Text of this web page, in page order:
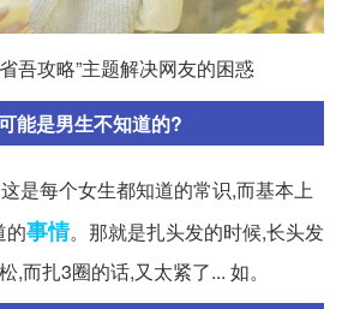
吾攻略”主题解决网友的困惑
能是男生不知道的?
是每个女生都知道的常识,而基本上
的事情。那就是扎头发的时候,长头发
,而扎3圈的话,又太紧了... 如。